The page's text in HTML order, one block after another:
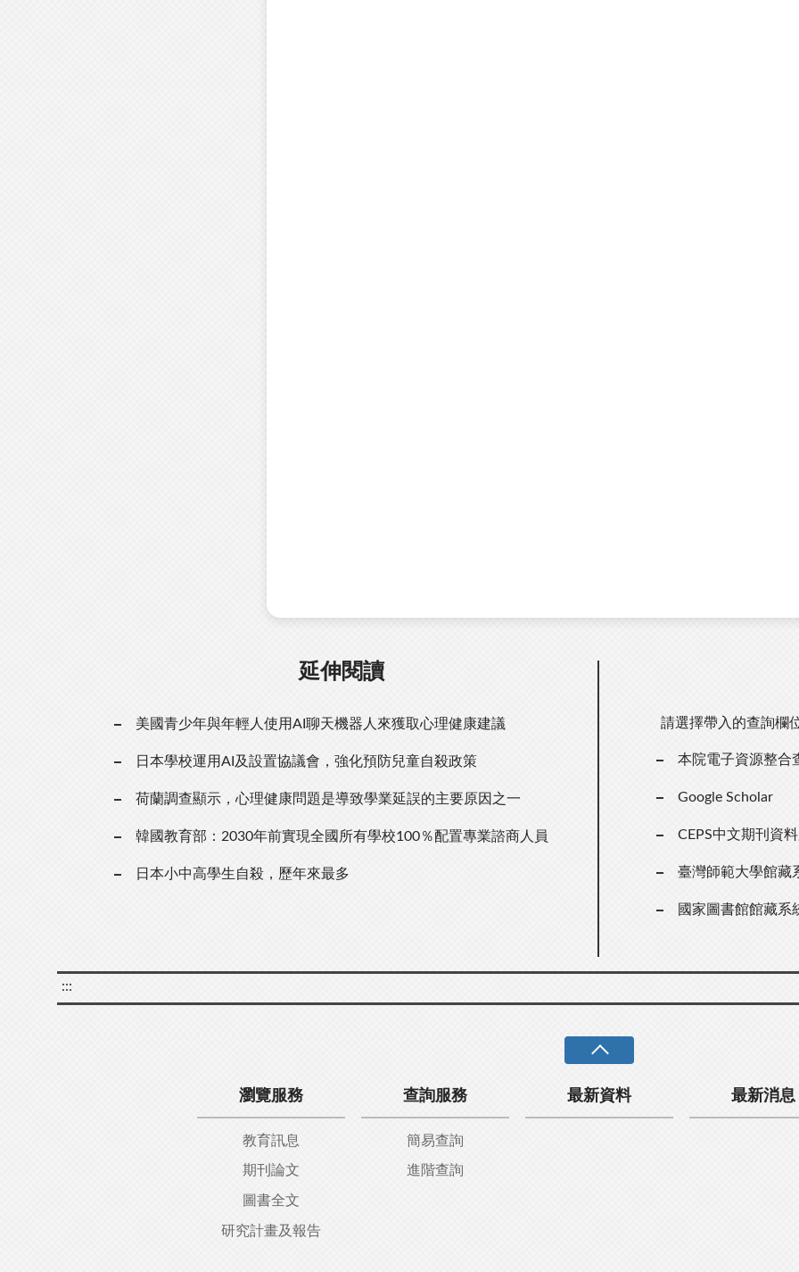
延伸閱讀
美國青少年與年輕人使用AI聊天機器人來獲取心理健康建議
日本學校運用AI及設置協議會，強化預防兒童自殺政策
荷蘭調查顯示，心理健康問題是導致學業延誤的主要原因之一
韓國教育部：2030年前實現全國所有學校100％配置專業諮商人員
日本小中高學生自殺，歷年來最多
請選擇帶入的查詢欄
本院電子資源整合
Google Scholar
CEPS中文期刊資
臺灣師範大學館藏
國家圖書館館藏系
:::
瀏覽服務
教育訊息
期刊論文
圖書全文
研究計畫及報告
查詢服務
簡易查詢
進階查詢
最新資料 最新消息